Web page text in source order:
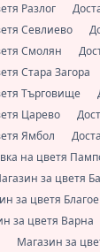
Разлог
Севлиево
Смолян
Стара Загора
Търговище
Царево
Ямбол
на цветя
за цветя
за цветя
за цветя Варна
Магазин за